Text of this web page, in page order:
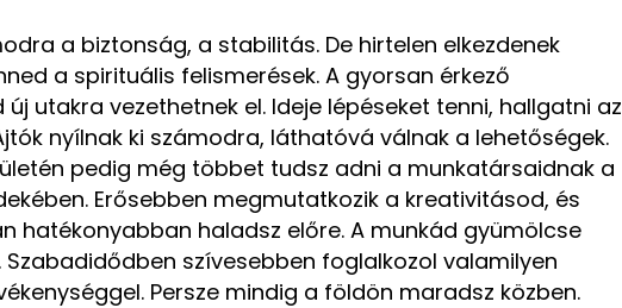
a biztonság, a stabilitás. De hirtelen elkezdenek
a spirituális felismerések. A gyorsan érkező
új utakra vezethetnek el. Ideje lépéseket tenni, hallgatni az
nyílnak ki számodra, láthatóvá válnak a lehetőségek.
pedig még többet tudsz adni a munkatársaidnak a
Erősebben megmutatkozik a kreativitásod, és
hatékonyabban haladsz előre. A munkád gyümölcse
Szabadidődben szívesebben foglalkozol valamilyen
Persze mindig a földön maradsz közben.